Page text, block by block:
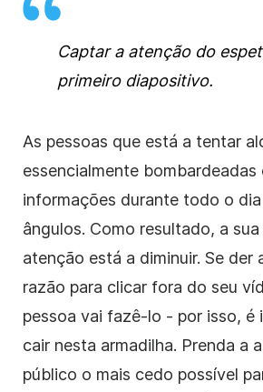
Captar a atenção do
primeiro diapositivo.
As pessoas que está a tentar
essencialmente bombardeadas
informações durante todo o
ângulos. Como resultado, a
atenção está a diminuir. Se der
razão para clicar fora do seu
pessoa vai fazê-lo - por isso, é
cair nesta armadilha. Prenda a
público o mais cedo possível